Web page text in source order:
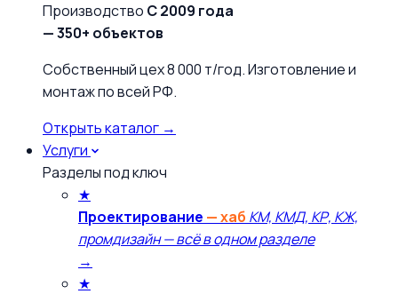
Производство С 2009 года
— 350+ объектов
Собственный цех 8 000 т/год. Изготовление и
монтаж по всей РФ.
Открыть каталог →
Услуги
Разделы под ключ
★
Проектирование — хаб КМ, КМД, КР, КЖ,
промдизайн — всё в одном разделе
→
★